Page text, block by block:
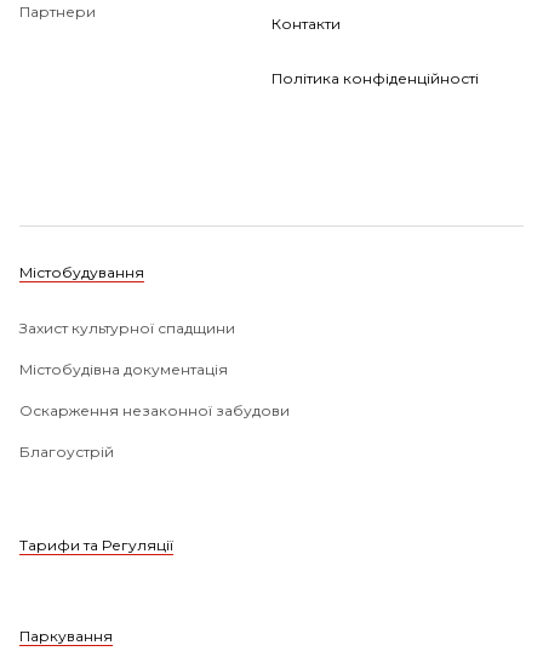
Партнери
Контакти
Політика конфіденційності
Містобудування
Захист культурної спадщини
Містобудівна документація
Оскарження незаконної забудови
Благоустрій
Тарифи та Регуляції
Паркування